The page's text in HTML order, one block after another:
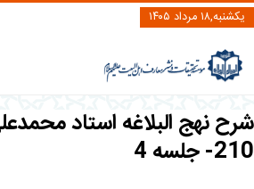
یکشنبه,۱۸ مرداد ۱۴۰۵
شرح نهج البلاغه استاد
210- جلسه 4